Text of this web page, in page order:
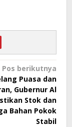
Pos berikutnya
Puasa dan
Gubernur Al
Stok dan
Bahan Pokok
Stabil